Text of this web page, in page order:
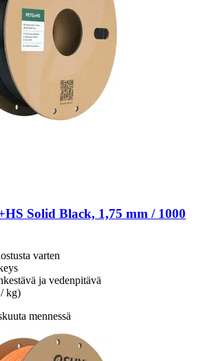
Solid Black, 1,75 mm / 1000
varten
ja vedenpitävä
kg)
mennessä